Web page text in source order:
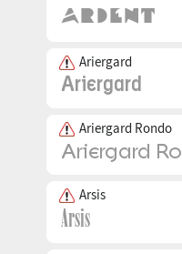
Ariergard
Ariergard Rondo
Arsis